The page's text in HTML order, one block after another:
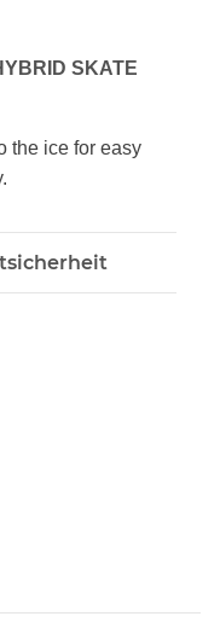
SKATE
the ice for easy